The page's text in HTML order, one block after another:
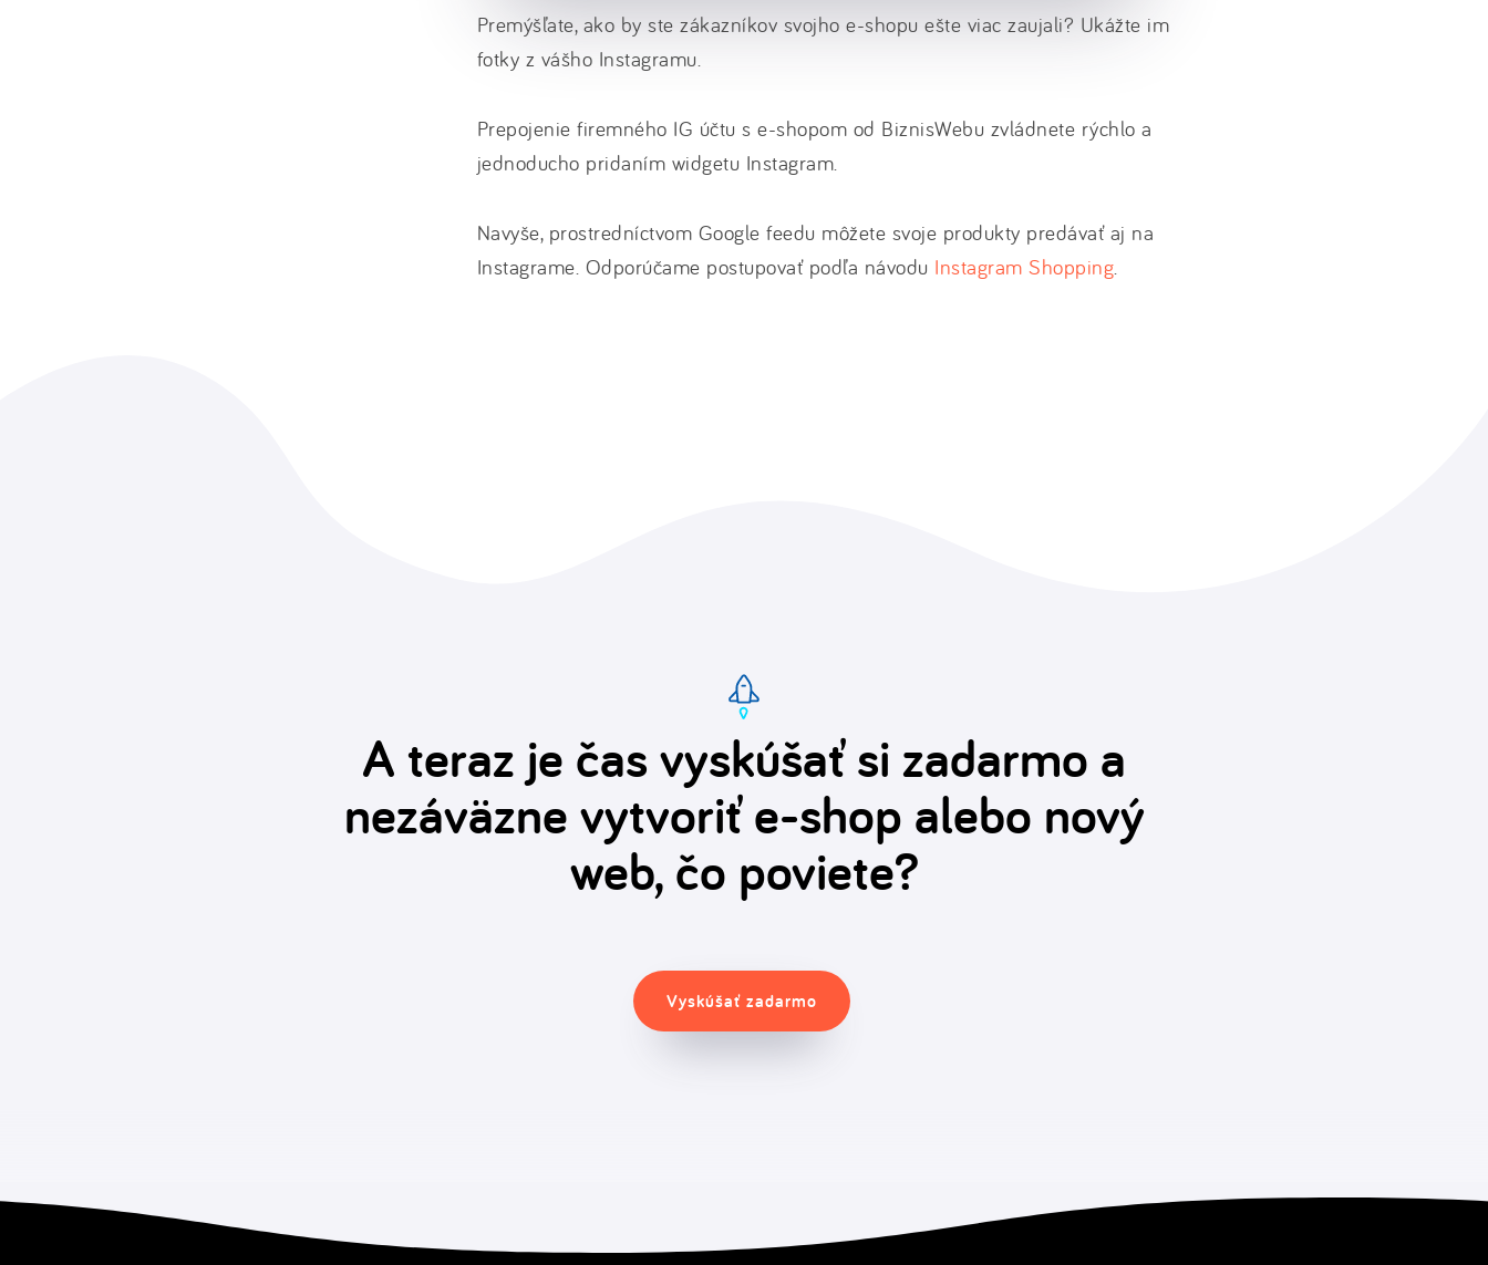
Premýšľate, ako by ste zákazníkov svojho e-shopu ešte viac zaujali? Ukážte im
fotky z vášho Instagramu.
Prepojenie firemného IG účtu s e-shopom od BiznisWebu zvládnete rýchlo a
jednoducho pridaním widgetu Instagram.
Navyše, prostredníctvom Google feedu môžete svoje produkty predávať aj na
Instagrame. Odporúčame postupovať podľa návodu Instagram Shopping.
A teraz je čas vyskúšať si zadarmo a
nezáväzne vytvoriť e-shop alebo nový
web, čo poviete?
Vyskúšať zadarmo